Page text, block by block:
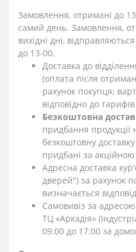
Замовлення, отримані до
самий день. Замовлення,
вихідні дні,
до 13-00.
Доставка до
(оплата після
рахунок покупця;
відповідно до
Безкоштовна
придбання продукції
безкоштовну
придбані за
Адресна доставка
дверей") за рахунок
визначається
Самовивіз за
ТЦ «Аркадія»
09:00 до 17:00 за